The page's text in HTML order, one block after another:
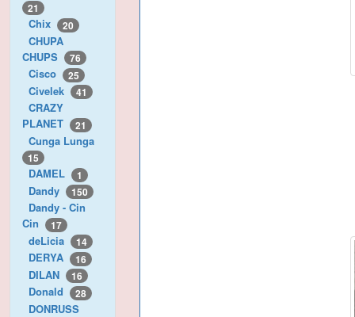
21
Chix 20
CHUPA
CHUPS
76
Cisco 25
Civelek 41
CRAZY
PLANET
21
Cunga Lunga
15
DAMEL 1
Dandy 150
Dandy - Cin
Cin
17
deLicia 14
DERYA 16
DILAN 16
Donald 28
DONRUSS